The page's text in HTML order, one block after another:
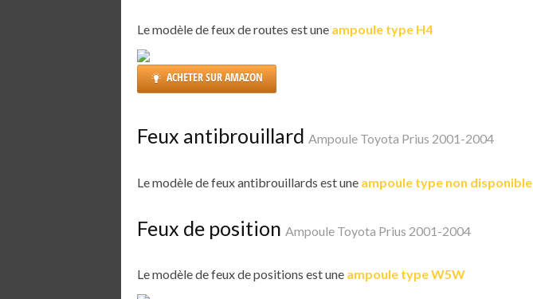
Le modèle de feux de routes est une ampoule type H4
ACHETER SUR AMAZON
Feux antibrouillard Ampoule Toyota Prius 2001-2004
Le modèle de feux antibrouillards est une ampoule type non disponible
Feux de position Ampoule Toyota Prius 2001-2004
Le modèle de feux de positions est une ampoule type W5W